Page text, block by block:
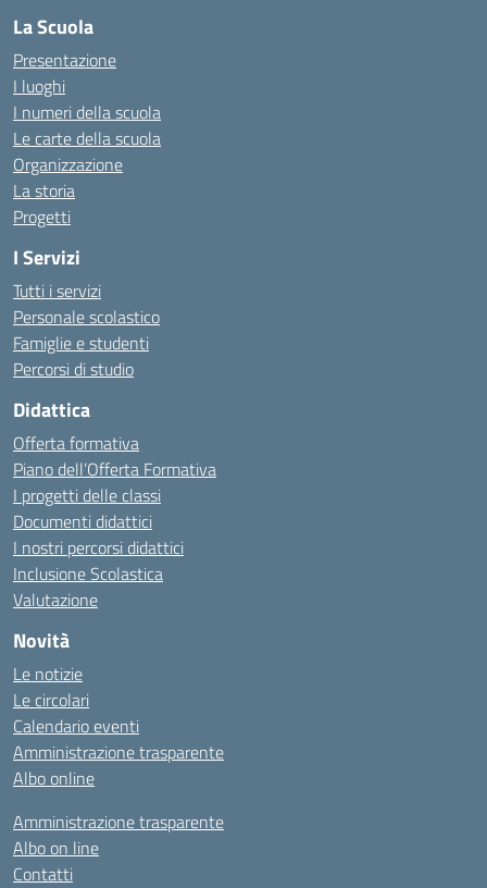
La Scuola
Presentazione
I luoghi
I numeri della scuola
Le carte della scuola
Organizzazione
La storia
Progetti
I Servizi
Tutti i servizi
Personale scolastico
Famiglie e studenti
Percorsi di studio
Didattica
Offerta formativa
Piano dell’Offerta Formativa
I progetti delle classi
Documenti didattici
I nostri percorsi didattici
Inclusione Scolastica
Valutazione
Novità
Le notizie
Le circolari
Calendario eventi
Amministrazione trasparente
Albo online
Amministrazione trasparente
Albo on line
Contatti